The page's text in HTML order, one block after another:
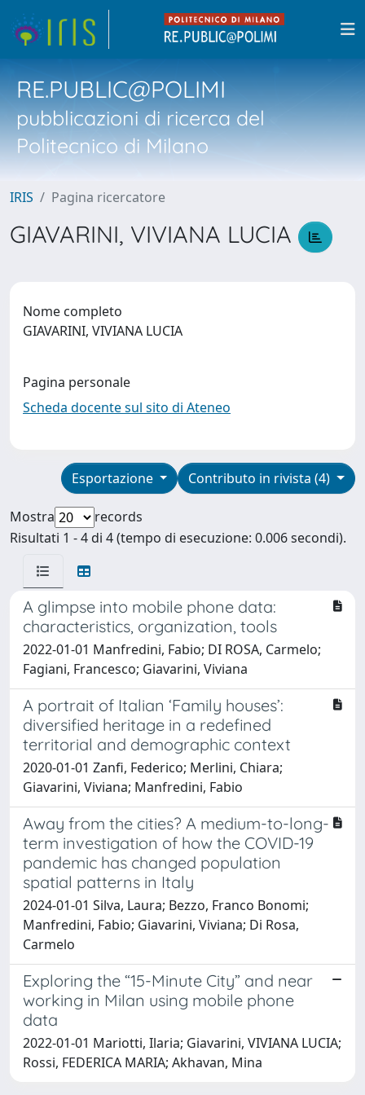
RE.PUBLIC@POLIMI
pubblicazioni di ricerca del
Politecnico di Milano
IRIS Pagina ricercatore
GIAVARINI, VIVIANA LUCIA
Nome completo
GIAVARINI, VIVIANA LUCIA
Pagina personale
Scheda docente sul sito di Ateneo
Contributo in rivista (4)
Esportazione
Mostra
records
Risultati 1 - 4 di 4 (tempo di esecuzione: 0.006 secondi).
A glimpse into mobile phone data:
characteristics, organization, tools
2022-01-01 Manfredini, Fabio; DI ROSA, Carmelo;
Fagiani, Francesco; Giavarini, Viviana
A portrait of Italian ‘Family houses’:
diversified heritage in a redefined
territorial and demographic context
2020-01-01 Zanfi, Federico; Merlini, Chiara;
Giavarini, Viviana; Manfredini, Fabio
Away from the cities? A medium-to-long-
term investigation of how the COVID-19
pandemic has changed population
spatial patterns in Italy
2024-01-01 Silva, Laura; Bezzo, Franco Bonomi;
Manfredini, Fabio; Giavarini, Viviana; Di Rosa,
Carmelo
Exploring the “15-Minute City” and near
working in Milan using mobile phone
data
2022-01-01 Mariotti, Ilaria; Giavarini, VIVIANA LUCIA;
Rossi, FEDERICA MARIA; Akhavan, Mina